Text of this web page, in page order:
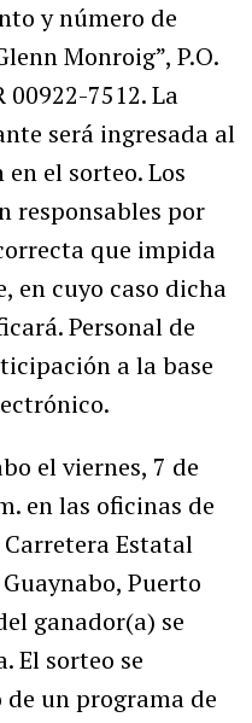
y número de
Monroig”, P.O.
00922-7512. La
será ingresada al
el sorteo. Los
responsables por
que impida
en cuyo caso dicha
Personal de
a la base
el viernes, 7 de
en las oficinas de
Carretera Estatal
Puerto
ganador(a) se
El sorteo se
un programa de